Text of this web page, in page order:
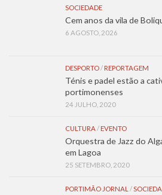
SOCIEDADE
Cem anos da vila de
6 AGOSTO, 2026
DESPORTO/ REPORTAGEM
Ténis e padel estão a
portimonenses
24 JULHO, 2020
CULTURA/ EVENTO
Orquestra de Jazz do
em Lagoa
25 SETEMBRO, 2020
PORTIMÃO JORNAL /